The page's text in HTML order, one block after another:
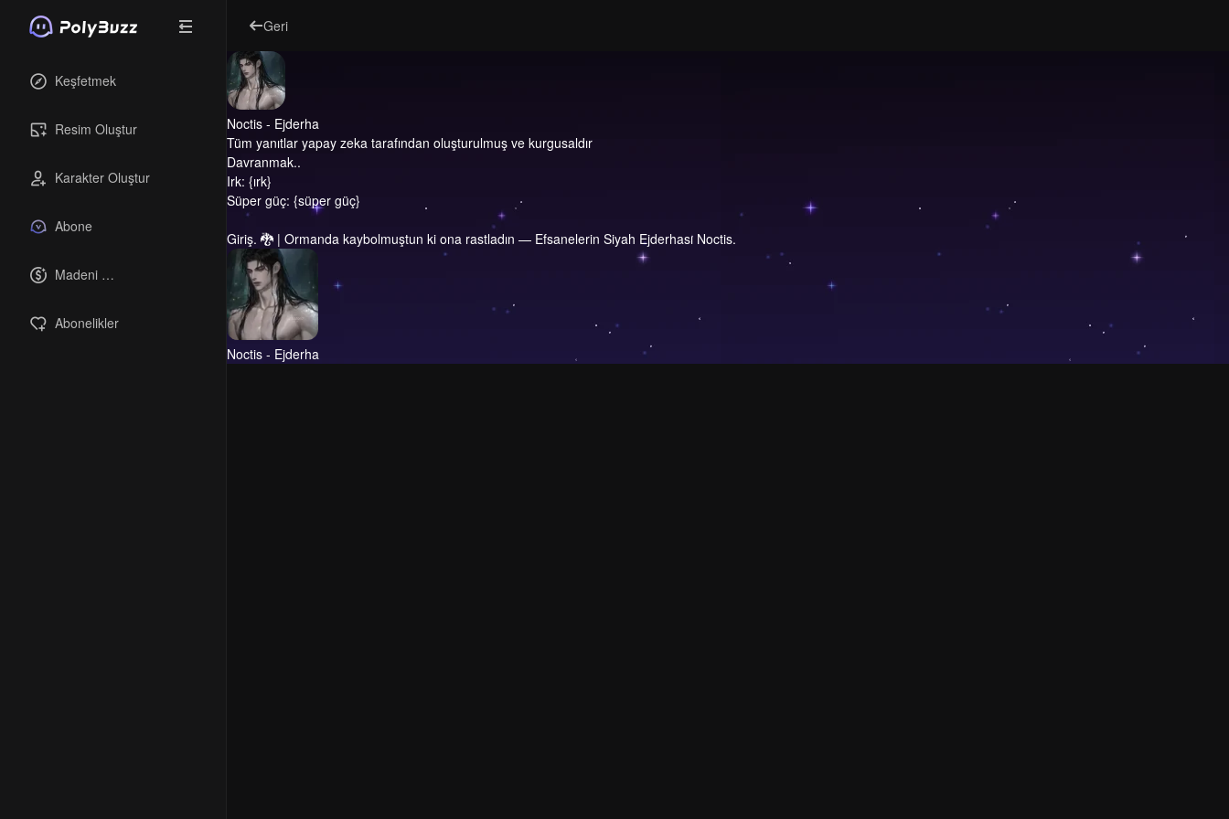
Keşfetmek
Resim Oluştur
Karakter Oluştur
Abone
Madeni
Abonelikler
Geri
Noctis - Ejderha
Tüm yanıtlar yapay zeka tarafından oluşturulmuş ve kurgusaldır
Davranmak..
Irk: {ırk}
Süper güç: {süper güç}
Giriş. 🐉 | Ormanda kaybolmuştun ki ona rastladın — Efsanelerin Siyah Ejderhası Noctis.
Noctis - Ejderha